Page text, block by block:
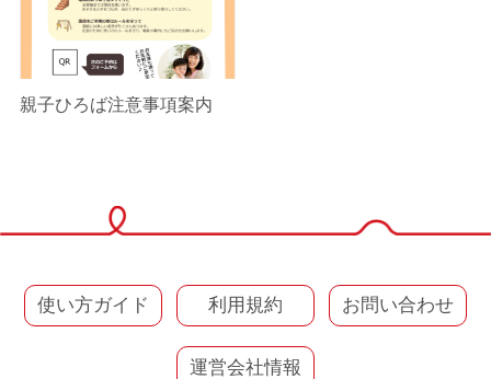
親子ひろば注意事項案内
使い方ガイド 利用規約 お問い合わせ
運営会社情報